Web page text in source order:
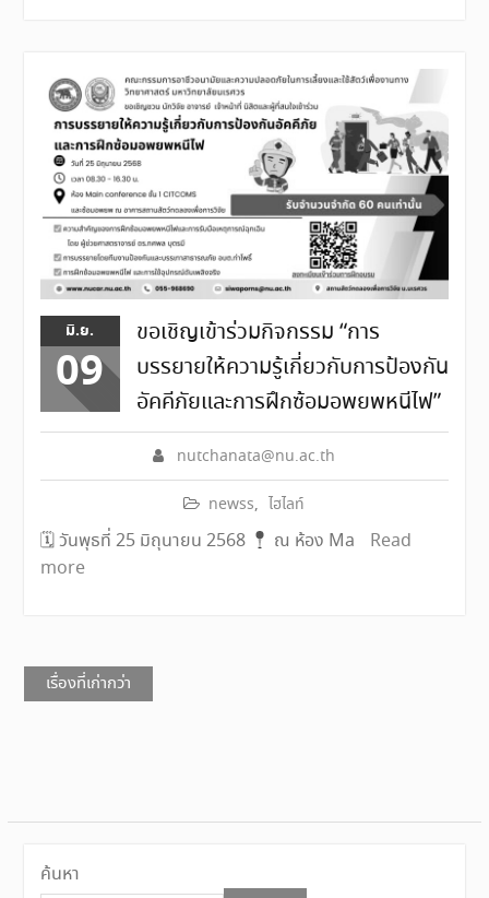
มิ.ย.
09
ขอเชิญเข้าร่วมกิจกรรม “การ
บรรยายให้ความรู้เกี่ยวกับการป้องกัน
อัคคีภัยและการฝึกซ้อมอพยพหนีไฟ”
nutchanata@nu.ac.th
newss, ไฮไลท์
🗓 วันพุธที่ 25 มิถุนายน 2568 ณ ห้อง Ma
Read
more
แนะแนว
เรื่อง
เรื่องที่เก่ากว่า
ค้นหา